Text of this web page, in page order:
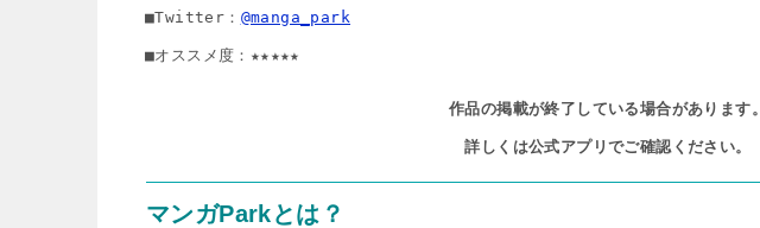
■Twitter： @manga_park
■オススメ度：★★★★★
作品の掲載が終了している場合があります。
詳しくは公式アプリでご確認ください。
マンガParkとは？